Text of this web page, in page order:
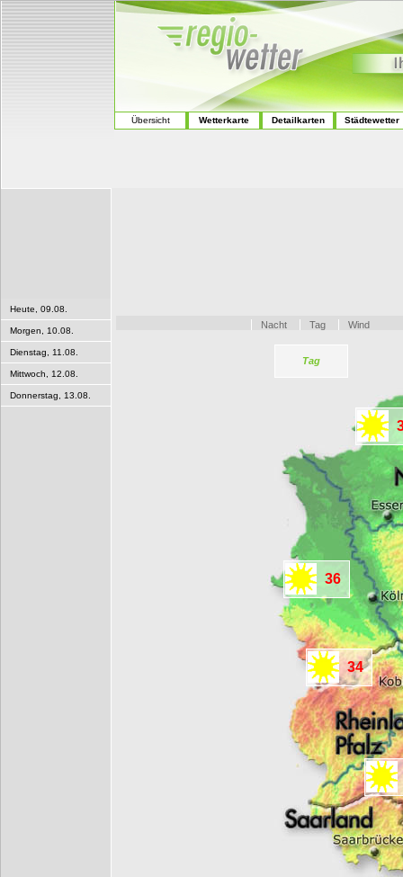
Übersicht Wetterkarte Detailkarten Städtewetter
Heute, 09.08.
Morgen, 10.08.
Dienstag, 11.08.
Mittwoch, 12.08.
Donnerstag, 13.08.
Nacht Tag Wind
Tag
34
36